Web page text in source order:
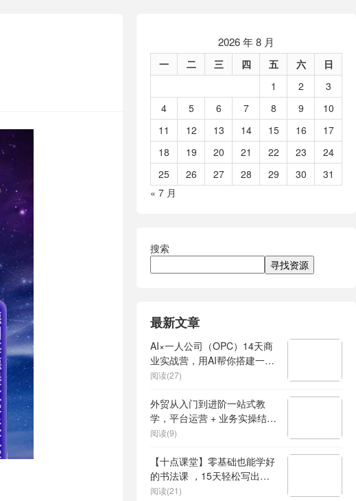
2026 年 8 月
一 二 三 四 五 六
日
1
2
3
4
5 6 7 8 9
10
11
12 13 14 15 16
17
18
19 20 21 22 23
24
25
26 27 28 29 30
31
« 7 月
搜索
寻找资源
最新文章
AI×一人公司（OPC）14天商
业实战营，用AI帮你搭建一个
属于你自己的、能独立賺钱的
阅读(27)
外贸从入门到进阶一站式教
学，平台运营 + 业务实操结
合，实现业绩稳步增长
阅读(9)
【十点课堂】零基础也能学好
的书法课 ，15天轻松写出漂
亮人生
阅读(21)